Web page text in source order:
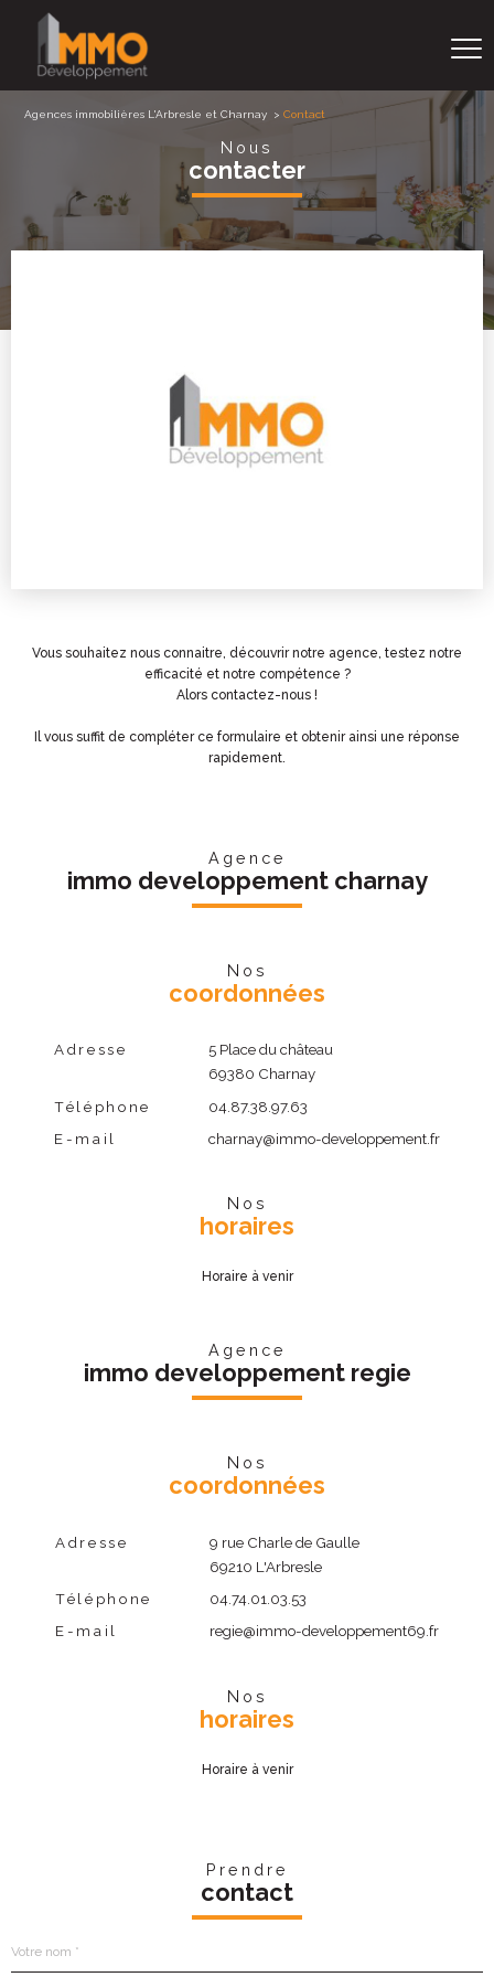
Agences immobilières L'Arbresle et Charnay Contact
Nous
contacter
Vous souhaitez nous connaitre, découvrir notre agence, testez notre
efficacité et notre compétence ?
Alors contactez-nous !
Il vous suffit de compléter ce formulaire et obtenir ainsi une réponse
rapidement.
Agence
immo developpement charnay
Nos
coordonnées
Adresse
5 Place du château
69380 Charnay
Téléphone
04.87.38.97.63
E-mail
charnay@immo-developpement.fr
Nos
horaires
Horaire à venir
Agence
immo developpement regie
Nos
coordonnées
Adresse
9 rue Charle de Gaulle
69210 L'Arbresle
Téléphone
04.74.01.03.53
E-mail
regie@immo-developpement69.fr
Nos
horaires
Horaire à venir
Prendre
contact
e
*